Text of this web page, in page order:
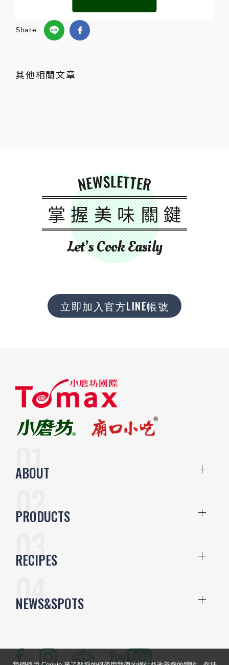
Share:
其他相關文章
NEWSLETTER
掌握美味關鍵
Let’s Cook Easily
立即加入官方LINE帳號
ABOUT
PRODUCTS
RECIPES
NEWS&SPOTS